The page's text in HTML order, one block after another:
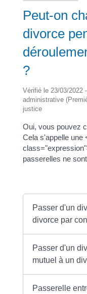
Peut-on
divorce
?
Vérifié le 23/03/2022
administrative
justice
Oui, vous pouvez
Cela s'appelle une
passerelles ne
Passer d'un
divorce par
Passer d'un
mutuel à un
Passerelle